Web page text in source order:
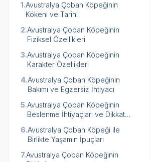
1.Avustralya Çoban Köpeğinin
Kökeni ve Tarihi
2.Avustralya Çoban Köpeğinin
Fiziksel Özellikleri
3.Avustralya Çoban Köpeğinin
Karakter Özellikleri
4.Avustralya Çoban Köpeğinin
Bakımı ve Egzersiz İhtiyacı
5.Avustralya Çoban Köpeğinin
Beslenme İhtiyaçları ve Dikkat
6.Avustralya Çoban Köpeği ile
Birlikte Yaşamın İpuçları
7.Avustralya Çoban Köpeğinin